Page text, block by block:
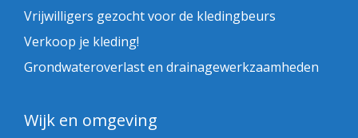
Vrijwilligers gezocht voor de kledingbeurs
Verkoop je kleding!
Grondwateroverlast en drainagewerkzaamheden
Wijk en omgeving